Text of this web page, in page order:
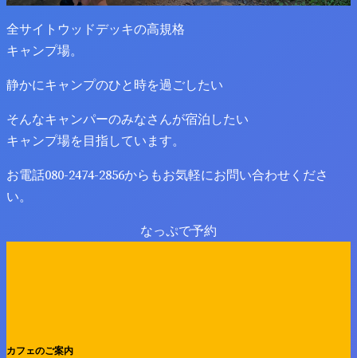
全サイトウッドデッキの高規格
キャンプ場。
静かにキャンプのひと時を過ごしたい
そんなキャンパーのみなさんが宿泊したい
キャンプ場を目指しています。
お電話080-2474-2856からもお気軽にお問い合わせくださ
い。
なっぷで予約
カフェのご案内